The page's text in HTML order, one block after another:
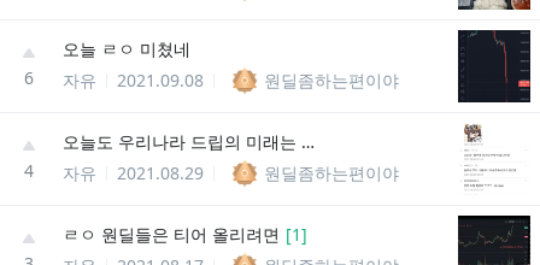
6
오늘 ㄹㅇ 미쳤네
자유
2021.09.08 원딜좀하는편이야
4
오늘도 우리나라 드립의 미래는 밝다
자유
2021.08.29 원딜좀하는편이야
ㄹㅇ 원딜들은 티어 올리려면 [1]